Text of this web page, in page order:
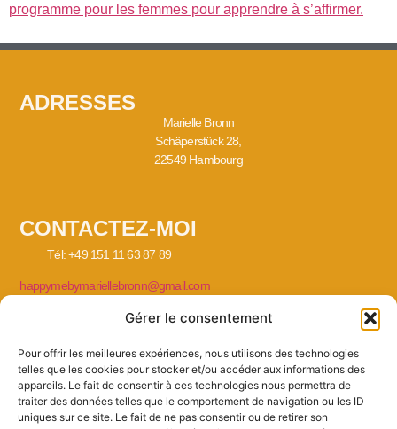
Gérer le consentement
Pour offrir les meilleures expériences, nous utilisons des technologies
telles que les cookies pour stocker et/ou accéder aux informations des
appareils. Le fait de consentir à ces technologies nous permettra de
traiter des données telles que le comportement de navigation ou les ID
uniques sur ce site. Le fait de ne pas consentir ou de retirer son
programme pour les femmes pour apprendre à s’affirmer.
ADRESSES
Marielle Bronn
Schäperstück 28,
22549 Hambourg
CONTACTEZ-MOI
Tél: +49 151 11 63 87 89
happymebymariellebronn@gmail.com
MES ACCOMPAGNEMENTS
Coach de vie en français à Hambourg et en ligne